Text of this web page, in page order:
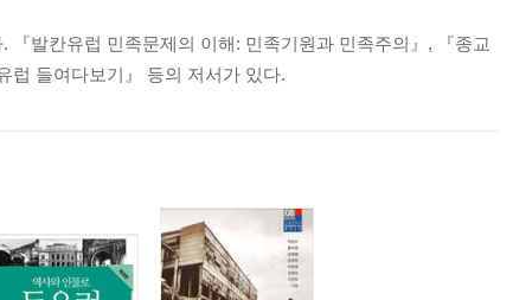
발칸유럽 민족문제의 이해: 민족기원과 민족주의』, 『종교
럽 들여다보기』 등의 저서가 있다.